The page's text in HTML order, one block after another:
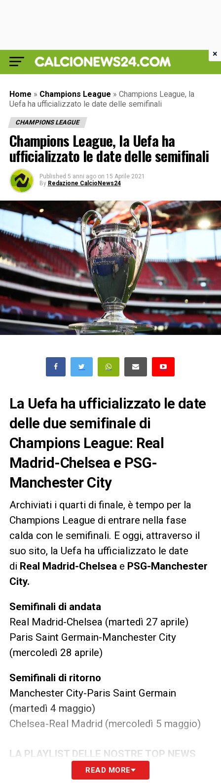
Home » Champions League » Champions League, la
Uefa ha ufficializzato le date delle semifinali
CHAMPIONS LEAGUE
Champions League, la Uefa ha
ufficializzato le date delle semifinali
Published 5 anni ago on 15 Aprile 2021
By Redazione CalcioNews24
La Uefa ha ufficializzato le date
delle due semifinale di
Champions League: Real
Madrid-Chelsea e PSG-
Manchester City
Archiviati i quarti di finale, è tempo per la
Champions League di entrare nella fase
calda con le semifinali. E oggi, attraverso il
suo sito, la Uefa ha ufficializzato le date
di Real Madrid-Chelsea e PSG-Manchester
City.
Semifinali di andata
Real Madrid-Chelsea (martedì 27 aprile)
Paris Saint Germain-Manchester City
(mercoledì 28 aprile)
Semifinali di ritorno
Manchester City-Paris Saint Germain
(martedì 4 maggio)
Chelsea-Real Madrid (mercoledì 5 maggio)
LA PLAYLIST DELLE NOSTRE TOP NEWS
READ MORE
×